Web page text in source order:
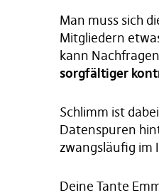
Man muss sich
Mitgliedern
kann
sorgfältiger
Schlimm ist
Datenspuren
zwangsläufig im
Deine Tante